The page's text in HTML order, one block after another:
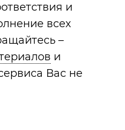
и
всех
–
и
Вас не